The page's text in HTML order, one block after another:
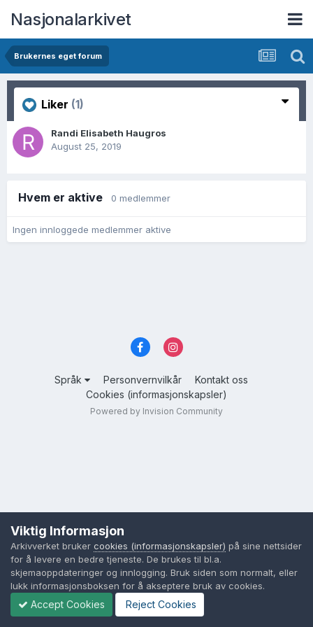
Nasjonalarkivet
Brukernes eget forum
Liker (1)
Randi Elisabeth Haugros
August 25, 2019
Hvem er aktive 0 medlemmer
Ingen innloggede medlemmer aktive
Språk Personvernvilkår
Kontakt oss
Cookies (informasjonskapsler)
Powered by Invision Community
Viktig Informasjon
Arkivverket bruker cookies (informasjonskapsler) på sine nettsider
for å levere en bedre tjeneste. De brukes til bl.a.
skjemaoppdateringer og innlogging. Bruk siden som normalt, eller
lukk informasjonsboksen for å akseptere bruk av cookies.
Accept Cookies Reject Cookies